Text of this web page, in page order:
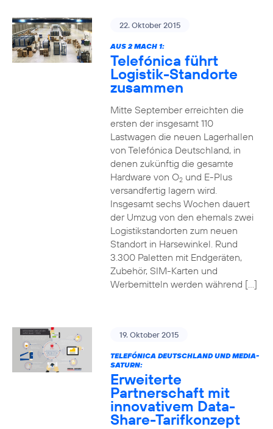
22. Oktober 2015
AUS 2 MACH 1:
Telefónica führt
Logistik-Standorte
zusammen
Mitte September erreichten die
ersten der insgesamt 110
Lastwagen die neuen Lagerhallen
von Telefónica Deutschland, in
denen zukünftig die gesamte
Hardware von O2und E-Plus
versandfertig lagern wird.
Insgesamt sechs Wochen dauert
der Umzug von den ehemals zwei
Logistikstandorten zum neuen
Standort in Harsewinkel. Rund
3.300 Paletten mit Endgeräten,
Zubehör, SIM-Karten und
Werbemitteln werden während […]
19. Oktober 2015
TELEFÓNICA DEUTSCHLAND UND MEDIA-
SATURN:
Erweiterte
Partnerschaft mit
innovativem Data-
Share-Tarifkonzept